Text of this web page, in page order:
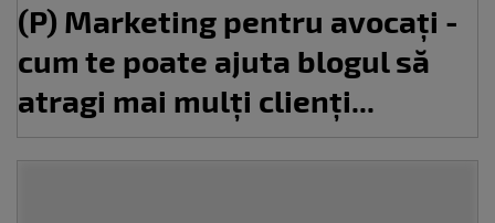
(P) Marketing pentru avocați -
cum te poate ajuta blogul să
atragi mai mulți clienți...